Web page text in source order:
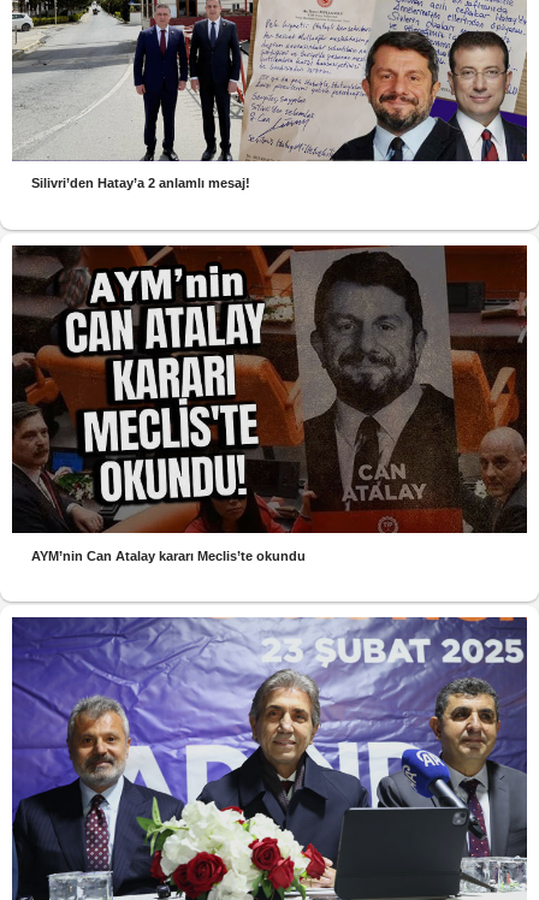
Silivri’den Hatay’a 2 anlamlı mesaj!
AYM’nin Can Atalay kararı Meclis’te okundu